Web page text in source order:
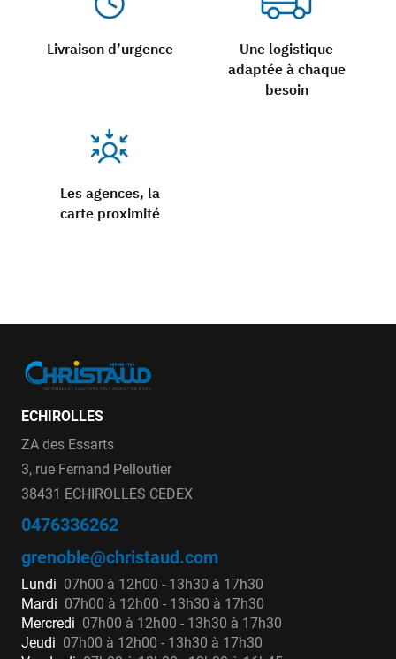
Livraison d’urgence
Une logistique
adaptée à chaque
besoin
Les agences, la
carte proximité
ECHIROLLES
ZA des Essarts
3, rue Fernand Pelloutier
38431 ECHIROLLES CEDEX
0476336262
grenoble@christaud.com
Lundi 07h00 à 12h00 - 13h30 à 17h30
Mardi 07h00 à 12h00 - 13h30 à 17h30
Mercredi 07h00 à 12h00 - 13h30 à 17h30
Jeudi 07h00 à 12h00 - 13h30 à 17h30